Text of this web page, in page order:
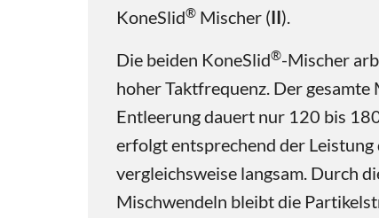
KoneSlid® Mischer (II).
Die beiden KoneSlid®-Mischer
hoher Taktfrequenz. Der
Entleerung dauert nur 120 bis
erfolgt entsprechend der Leistung
vergleichsweise langsam. Durch
Mischwendeln bleibt die